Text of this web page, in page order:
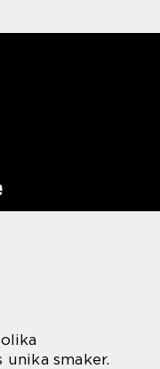
smaker.